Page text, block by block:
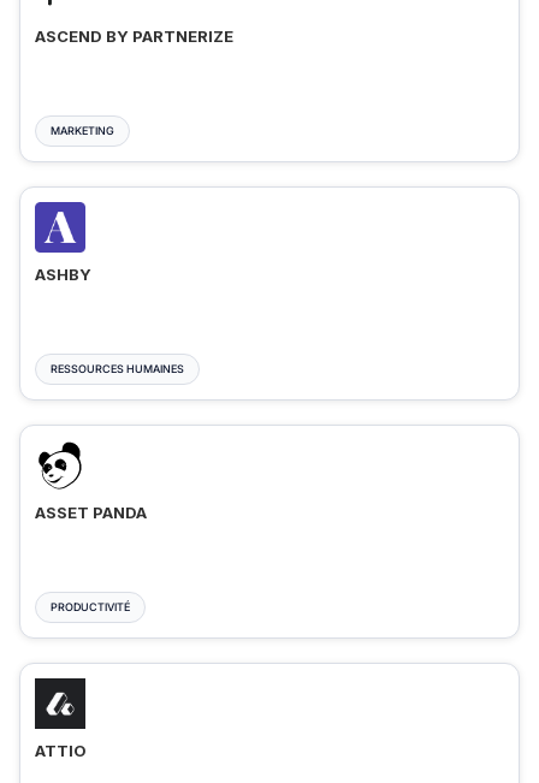
ASCEND BY PARTNERIZE
MARKETING
ASHBY
RESSOURCES HUMAINES
ASSET PANDA
PRODUCTIVITÉ
ATTIO